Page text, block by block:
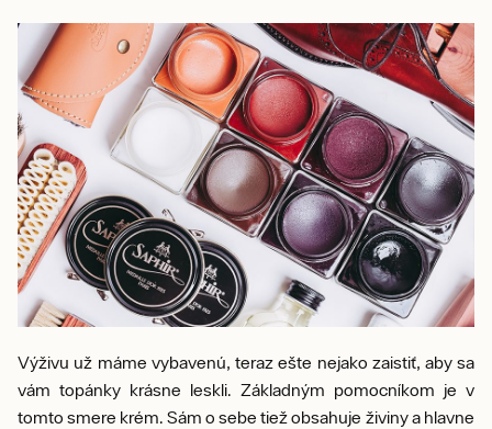
Výživu už máme vybavenú, teraz ešte nejako zaistiť, aby sa
vám topánky krásne leskli. Základným pomocníkom je v
tomto smere krém. Sám o sebe tiež obsahuje živiny a hlavne